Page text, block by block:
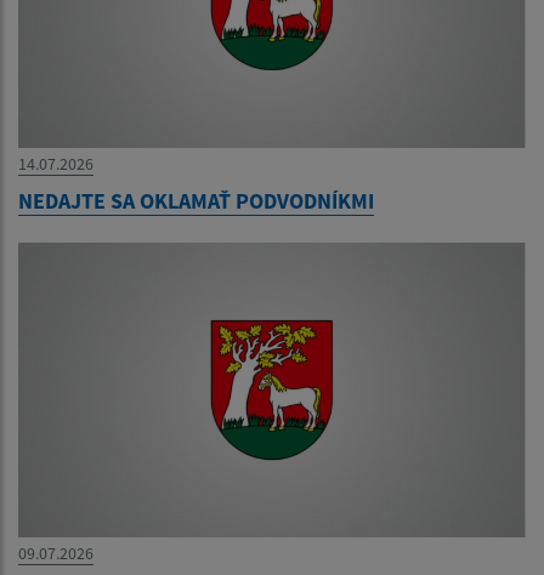
14.07.2026
NEDAJTE SA OKLAMAŤ PODVODNÍKMI
09.07.2026